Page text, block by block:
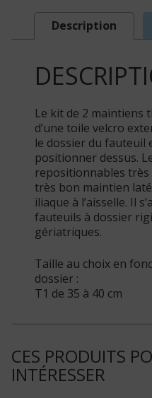
Description
Le kit de 2 maintiens
d’une toile velcro
le dossier du fauteuil
positionner dessus.
repositionnables
très bon maintien
iliaque à l’aisselle. Il
fauteuils à dossier
gériatriques.
Taille au choix en
dossier :
T1 de 35 à 40 cm
CES PRODUITS
INTÉRESSER